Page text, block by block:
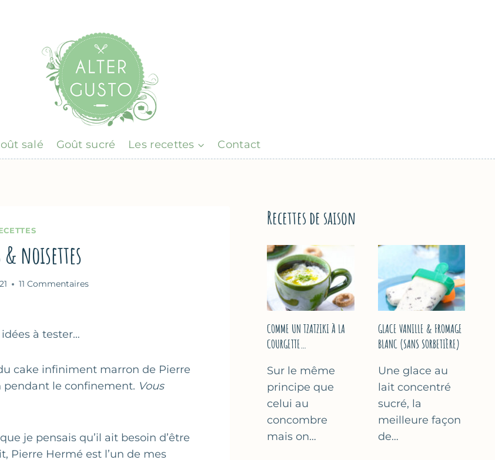
salé Goût sucré Les recettes Contact
& noisettes
11 Commentaires
idées à tester…
cake infiniment marron de Pierre
pendant le confinement. Vous
je pensais qu’il ait besoin d’être
Pierre Hermé est l’un de mes
Recettes de saison
COMME UN TZATZIKI À LA
COURGETTE…
Sur le même
principe que
celui au
concombre
mais on…
GLACE VANILLE & FROMAGE
BLANC (SANS SORBETIÈRE)
Une glace au
lait concentré
sucré, la
meilleure façon
de…